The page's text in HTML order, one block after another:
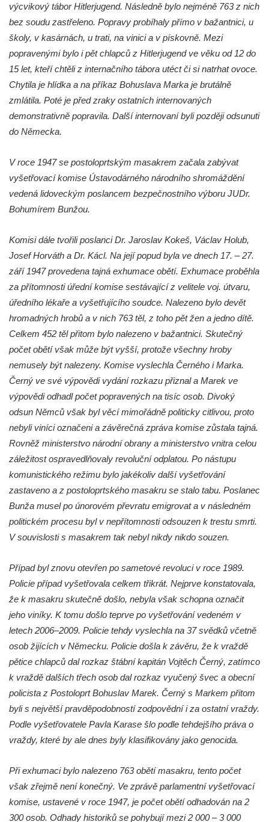
nad Vltavou
Hrob Vladislava Neumana v Hostíně u
Kenotaf Václava Floriána na hřbitově v
Lužci nad Vltavou
Kenotaf Miloslava Švice na hřbitově v Lužci
Hrob Václava Kufnera na hřbitově v Lužci
nad Vltavou
Pomník vojákům Rudé armády na hřbitově
Kenotaf Alfeda Harnische na hřbitově v
Hrobčicích
Pomník obětem válek v Hrobčicích
Pomník obětem válek v Mirošovicích
Hrob vojáků Rudé armády na hřbitově v
Hrob Antonína Medáčka na hřbitově v
Račicích
Hrob Josefa Moravce a Miroslava Moravce
na hřbitově v Dobříni
Pomník obětem válek na hřbitově v Dobříni
Pomník obětem 1. světové války v Lužici
Pamětní deska Giuseppe Capella na
Kenotaf Emila Miksche na hřbitově v Lužici
Kenotaf Antonína Krause na hřbitově v
Lužici
Pomník vojákům Rudé armády na hřbitově
v Kozlech
Pomník obětem 2. světové války v parku
Walthera von der Vogelweide v Duchcově
Památník obětem holokaustu v Lipové ulici
v Duchcově
Pomník obětem válek v Jeníkově
kapli Panny Marie v Lahošti
výcvikový tábor Hitlerjugend. Následně bylo nejméně 763 z nich
bez soudu zastřeleno. Popravy probíhaly přímo v bažantnici, u
školy, v kasárnách, u trati, na vinici a v pískovně. Mezi
popravenými bylo i pět chlapců z Hitlerjugend ve věku od 12 do
15 let, kteří chtěli z internačního tábora utéct či si natrhat ovoce.
Chytila je hlídka a na příkaz Bohuslava Marka je brutálně
zmlátila. Poté je před zraky ostatních internovaných
demonstrativně popravila. Další internovaní byli později odsunuti
do Německa.
V roce 1947 se postoloprtským masakrem začala zabývat
vyšetřovací komise Ústavodárného národního shromáždění
vedená lidoveckým poslancem bezpečnostního výboru JUDr.
Bohumírem Bunžou.
Komisi dále tvořili poslanci Dr. Jaroslav Kokeš, Václav Holub,
Josef Horváth a Dr. Kácl. Na její popud byla ve dnech 17. – 27.
září 1947 provedena tajná exhumace obětí. Exhumace proběhla
za přítomnosti úřední komise sestávající z velitele voj. útvaru,
úředního lékaře a vyšetřujícího soudce. Nalezeno bylo devět
hromadných hrobů a v nich 763 těl, z toho pět žen a jedno dítě.
Celkem 452 těl přitom bylo nalezeno v bažantnici. Skutečný
počet obětí však může být vyšší, protože všechny hroby
nemusely být nalezeny. Komise vyslechla Černého i Marka.
Černý ve své výpovědi vydání rozkazu přiznal a Marek ve
výpovědi odhadl počet popravených na tisíc osob. Divoký
odsun Němců však byl věcí mimořádně politicky citlivou, proto
nebyli viníci označeni a závěrečná zpráva komise zůstala tajná.
Rovněž ministerstvo národní obrany a ministerstvo vnitra celou
záležitost ospravedlňovaly revoluční odplatou. Po nástupu
komunistického režimu bylo jakékoliv další vyšetřování
zastaveno a z postoloprtského masakru se stalo tabu. Poslanec
Bunža musel po únorovém převratu emigrovat a v následném
politickém procesu byl v nepřítomnosti odsouzen k trestu smrti.
V souvislosti s masakrem tak nebyl nikdy nikdo souzen.
Případ byl znovu otevřen po sametové revoluci v roce 1989.
Policie případ vyšetřovala celkem třikrát. Nejprve konstatovala,
že k masakru skutečně došlo, nebyla však schopna označit
jeho viníky. K tomu došlo teprve po vyšetřování vedeném v
letech 2006–2009. Policie tehdy vyslechla na 37 svědků včetně
osob žijících v Německu. Policie došla k závěru, že k vraždě
pětice chlapců dal rozkaz štábní kapitán Vojtěch Černý, zatímco
k vraždě dalších třech osob dal rozkaz vyučený švec a obecní
policista z Postoloprt Bohuslav Marek. Černý s Markem přitom
byli s největší pravděpodobností zodpovědní i za ostatní vraždy.
Podle vyšetřovatele Pavla Karase šlo podle tehdejšího práva o
vraždy, které by ale dnes byly klasifikovány jako genocida.
Při exhumaci bylo nalezeno 763 obětí masakru, tento počet
však zřejmě není konečný. Ve zprávě parlamentní vyšetřovací
komise, ustavené v roce 1947, je počet obětí odhadován na 2
300 osob. Odhady historiků se pohybují mezi 2 000 – 3 000